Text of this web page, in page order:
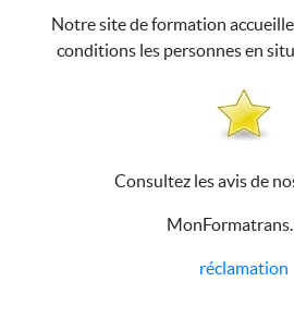
Notre site de formation
conditions les personnes en
Consultez les avis de
réclamation